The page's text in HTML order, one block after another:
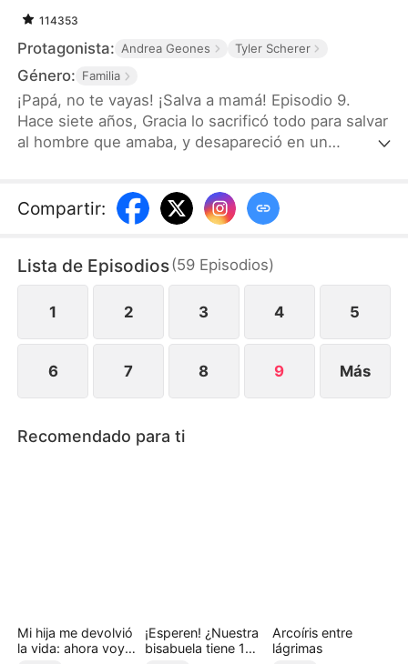
114353
Protagonista: Andrea Geones Tyler Scherer
Género: Familia
¡Papá, no te vayas! ¡Salva a mamá! Episodio 9.
Hace siete años, Gracia lo sacrificó todo para salvar
al hombre que amaba, y desapareció en un
conocer, la arrastra de vuelta a un mundo lleno de
peligro, poder y venganza. Pero esta vez, su
Compartir:
Lista de Episodios(59 Episodios)
1 2 3 4 5
6 7 8 9 Más
Recomendado para ti
Mi hija me devolvió
la vida: ahora voy
¡Esperen! ¿Nuestra
bisabuela tiene 18
Arcoíris entre
lágrimas